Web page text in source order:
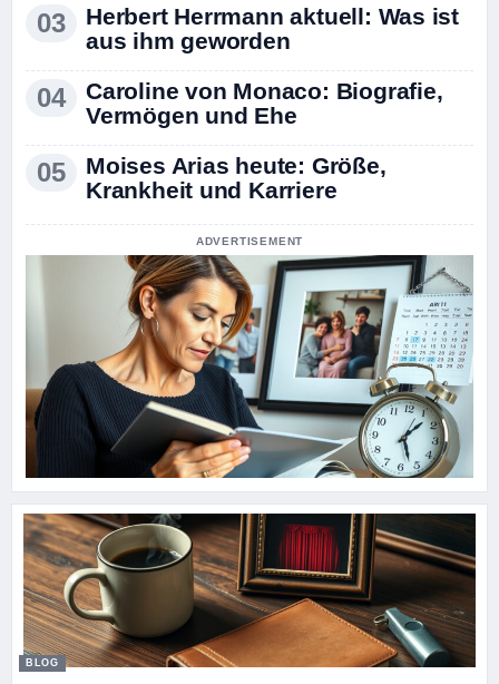
Herbert Herrmann aktuell: Was ist
aus ihm geworden
Caroline von Monaco: Biografie,
Vermögen und Ehe
Moises Arias heute: Größe,
Krankheit und Karriere
ADVERTISEMENT
BLOG